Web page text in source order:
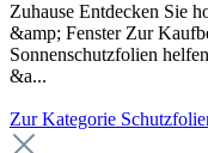
Zuhause Entdecken Sie
&amp; Fenster Zur
Sonnenschutzfolien
&a...
Zur Kategorie